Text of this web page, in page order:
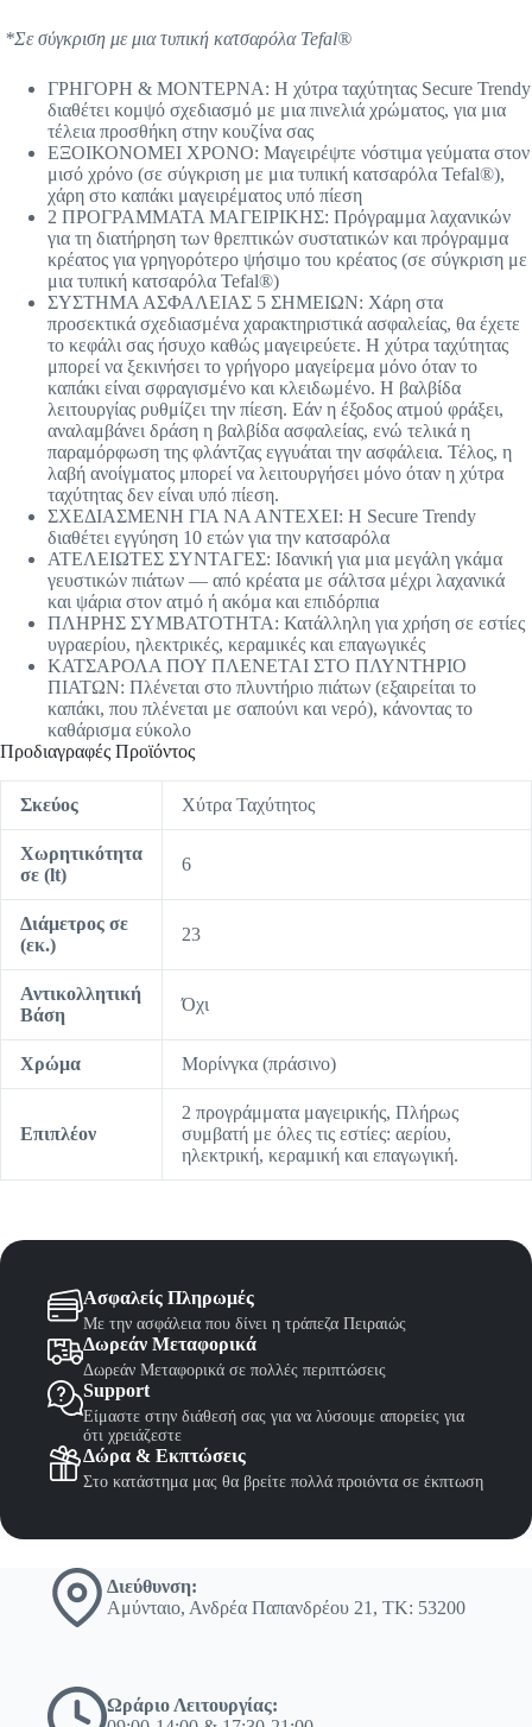
*Σε σύγκριση με μια τυπική κατσαρόλα Tefal®
ΓΡΗΓΟΡΗ & ΜΟΝΤΕΡΝΑ: Η χύτρα ταχύτητας Secure Trendy
διαθέτει κομψό σχεδιασμό με μια πινελιά χρώματος, για μια
τέλεια προσθήκη στην κουζίνα σας
ΕΞΟΙΚΟΝΟΜΕΙ ΧΡΟΝΟ: Μαγειρέψτε νόστιμα γεύματα στον
μισό χρόνο (σε σύγκριση με μια τυπική κατσαρόλα Tefal®),
χάρη στο καπάκι μαγειρέματος υπό πίεση
2 ΠΡΟΓΡΑΜΜΑΤΑ ΜΑΓΕΙΡΙΚΗΣ: Πρόγραμμα λαχανικών
για τη διατήρηση των θρεπτικών συστατικών και πρόγραμμα
κρέατος για γρηγορότερο ψήσιμο του κρέατος (σε σύγκριση με
μια τυπική κατσαρόλα Tefal®)
ΣΥΣΤΗΜΑ ΑΣΦΑΛΕΙΑΣ 5 ΣΗΜΕΙΩΝ: Χάρη στα
προσεκτικά σχεδιασμένα χαρακτηριστικά ασφαλείας, θα έχετε
το κεφάλι σας ήσυχο καθώς μαγειρεύετε. Η χύτρα ταχύτητας
μπορεί να ξεκινήσει το γρήγορο μαγείρεμα μόνο όταν το
καπάκι είναι σφραγισμένο και κλειδωμένο. Η βαλβίδα
λειτουργίας ρυθμίζει την πίεση. Εάν η έξοδος ατμού φράξει,
αναλαμβάνει δράση η βαλβίδα ασφαλείας, ενώ τελικά η
παραμόρφωση της φλάντζας εγγυάται την ασφάλεια. Τέλος, η
λαβή ανοίγματος μπορεί να λειτουργήσει μόνο όταν η χύτρα
ταχύτητας δεν είναι υπό πίεση.
ΣΧΕΔΙΑΣΜΕΝΗ ΓΙΑ ΝΑ ΑΝΤΕΧΕΙ: Η Secure Trendy
διαθέτει εγγύηση 10 ετών για την κατσαρόλα
ΑΤΕΛΕΙΩΤΕΣ ΣΥΝΤΑΓΕΣ: Ιδανική για μια μεγάλη γκάμα
γευστικών πιάτων — από κρέατα με σάλτσα μέχρι λαχανικά
και ψάρια στον ατμό ή ακόμα και επιδόρπια
ΠΛΗΡΗΣ ΣΥΜΒΑΤΟΤΗΤΑ: Κατάλληλη για χρήση σε εστίες
υγραερίου, ηλεκτρικές, κεραμικές και επαγωγικές
ΚΑΤΣΑΡΟΛΑ ΠΟΥ ΠΛΕΝΕΤΑΙ ΣΤΟ ΠΛΥΝΤΗΡΙΟ
ΠΙΑΤΩΝ: Πλένεται στο πλυντήριο πιάτων (εξαιρείται το
καπάκι, που πλένεται με σαπούνι και νερό), κάνοντας το
καθάρισμα εύκολο
Προδιαγραφές Προϊόντος
Σκεύος Χύτρα Ταχύτητος
Χωρητικότητα
σε (lt)
6
Διάμετρος σε
(εκ.)
23
Αντικολλητική
Βάση
Όχι
Χρώμα Μορίνγκα (πράσινο)
Επιπλέον
2 προγράμματα μαγειρικής, Πλήρως
συμβατή με όλες τις εστίες: αερίου,
ηλεκτρική, κεραμική και επαγωγική.
Ασφαλείς Πληρωμές
Με την ασφάλεια που δίνει η τράπεζα Πειραιώς
Δωρεάν Μεταφορικά
Δωρεάν Μεταφορικά σε πολλές περιπτώσεις
Support
Είμαστε στην διάθεσή σας για να λύσουμε απορείες για
ότι χρειάζεστε
Δώρα & Εκπτώσεις
Στο κατάστημα μας θα βρείτε πολλά προιόντα σε έκπτωση
Διεύθυνση:
Αμύνταιο, Ανδρέα Παπανδρέου 21, ΤΚ: 53200
Ωράριο Λειτουργίας: